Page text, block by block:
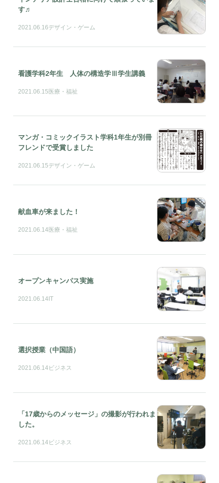
す♬
2021.06.16デザイン・ゲーム
看護学科2年生 人体の構造学Ⅲ学生講義
2021.06.15医療・福祉
マンガ・コミックイラスト学科1年生が別冊
フレンドで受賞しました
2021.06.15デザイン・ゲーム
献血車が来ました！
2021.06.14医療・福祉
オープンキャンパス実施
2021.06.14 IT
選択授業（中国語）
2021.06.14ビジネス
「17歳からのメッセージ」の撮影が行われま
した。
2021.06.14ビジネス